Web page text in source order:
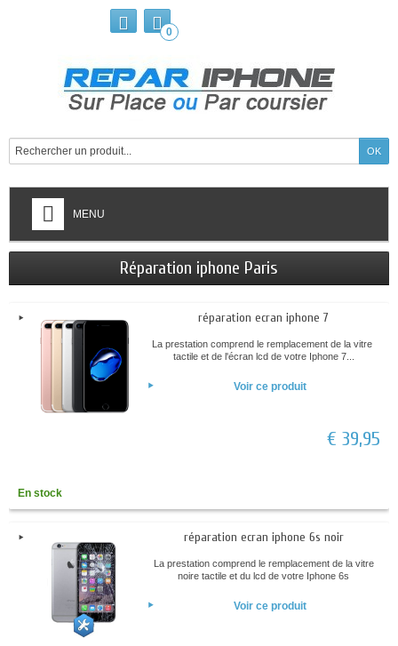
0
MENU
Réparation iphone Paris
réparation ecran iphone 7
La prestation comprend le remplacement de la vitre
tactile et de l'écran lcd de votre Iphone 7...
Voir ce produit
€ 39,95
En stock
réparation ecran iphone 6s noir
La prestation comprend le remplacement de la vitre
noire tactile et du lcd de votre Iphone 6s
Voir ce produit